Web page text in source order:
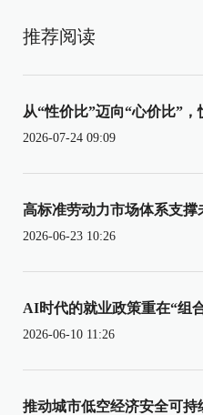
推荐阅读
从“性价比”迈向“心价比”
2026-07-24 09:09
高标准劳动力市场体系支撑
2026-06-23 10:26
AI时代的就业政策重在“组
2026-06-10 11:26
推动城市低空经济安全可持